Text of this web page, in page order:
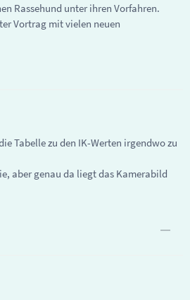
Rassehund unter ihren Vorfahren.
Vortrag mit vielen neuen
Tabelle zu den IK-Werten irgendwo zu
aber genau da liegt das Kamerabild